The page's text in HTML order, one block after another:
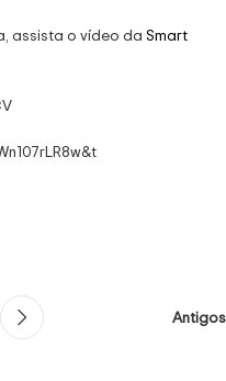
assista o vídeo da Smart
Antigos